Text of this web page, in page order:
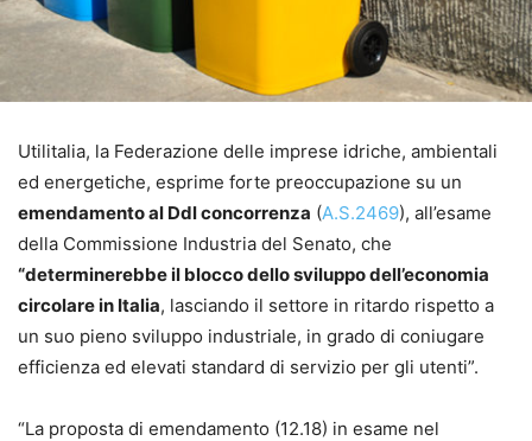
Utilitalia, la Federazione delle imprese idriche, ambientali
ed energetiche, esprime forte preoccupazione su un
emendamento al Ddl concorrenza (A.S.2469), all’esame
della Commissione Industria del Senato, che
“determinerebbe il blocco dello sviluppo dell’economia
circolare in Italia, lasciando il settore in ritardo rispetto a
un suo pieno sviluppo industriale, in grado di coniugare
efficienza ed elevati standard di servizio per gli utenti”.
“La proposta di emendamento (12.18) in esame nel